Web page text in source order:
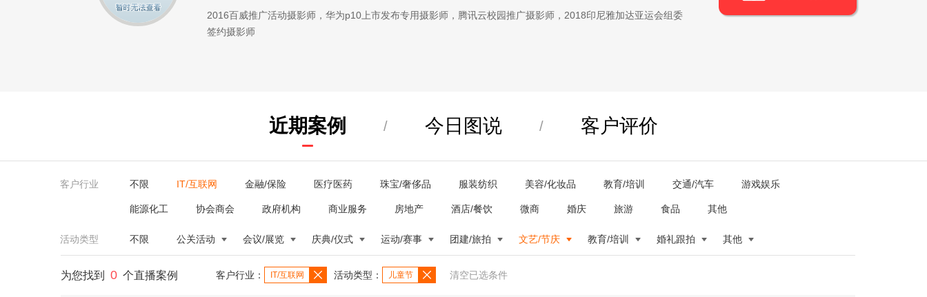
2016百威推广活动摄影师，华为p10上市发布专用摄影师，腾讯云校园推广摄影师，2018印尼雅加达亚运会组委
签约摄影师
近期案例 / 今日图说 / 客户评价
客户行业 不限 IT/互联网 金融/保险 医疗医药 珠宝/奢侈品 服装纺织 美容/化妆品 教育/培训 交通/汽车 游戏娱乐
能源化工 协会商会 政府机构 商业服务 房地产 酒店/餐饮 微商 婚庆 旅游 食品 其他
活动类型 不限 公关活动 会议/展览 庆典/仪式 运动/赛事 团建/旅拍 文艺/节庆 教育/培训 婚礼跟拍 其他
为您找到 0 个直播案例 客户行业： IT/互联网 活动类型： 儿童节 清空已选条件